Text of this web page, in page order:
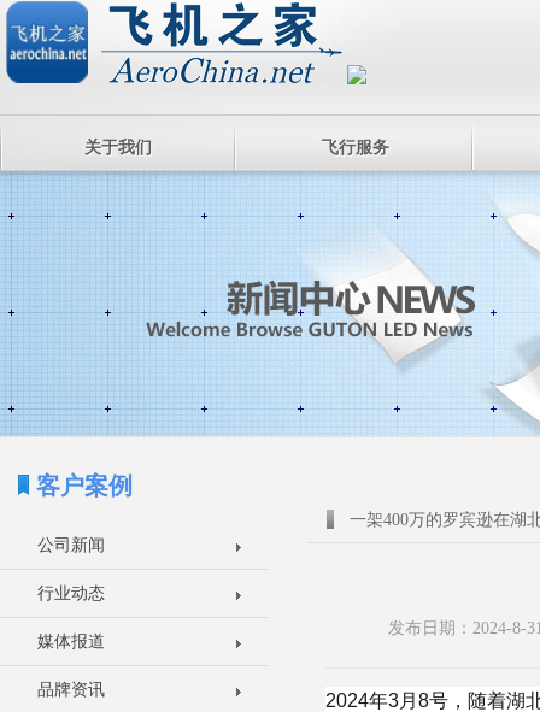
关于我们 飞行服务
客户案例
公司新闻
行业动态
媒体报道
品牌资讯
一架400万的罗宾逊在湖
发布日期：2024-8-
2024年3月8号，随着湖